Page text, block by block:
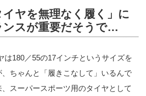
イヤを無理なく履く」に
ンスが重要だそうで…
は180／55の17インチというサイズを
ちゃんと「履きこなして」いるんで
スーパースポーツ用のタイヤとして